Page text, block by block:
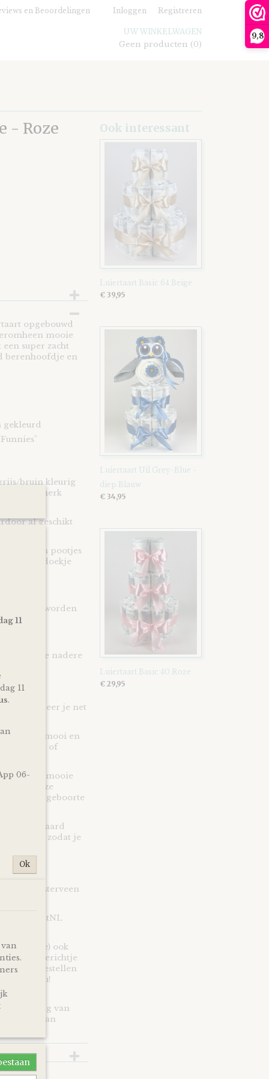
9,8
en Beoordelingen Inloggen Registreren
UW WINKELWAGEN
Geen producten (0)
- Roze
opgebouwd
mooie
super zacht
berenhoofdje en
gekleurd
bruin kleurig
van het merk
al geschikt
beren pootjes
is het doekje
verven worden
en de nadere
of wanneer je net
super mooi en
of
en mooie
- Roze
komst of geboorte
en uiteraard
en lint, zodat je
in Kloosterveen
via PostNL
(to be) ook
wens of berichtje
bij het bestellen
je cadeau!
ons
van
de site van
Ook interessant
Luiertaart Basic 64 Beige
€ 39,95
Luiertaart Uil Grey-Blue -
diep Blauw
€ 34,95
Luiertaart Basic 40 Roze
€ 29,95
11
11
.
06-
Ok